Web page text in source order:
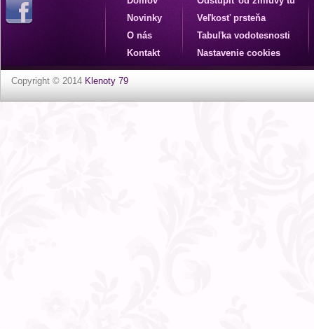
Novinky
O nás
Kontakt
Veľkosť prsteňa
Tabuľka vodotesnosti
Nastavenie cookies
Copyright © 2014 Klenoty 79